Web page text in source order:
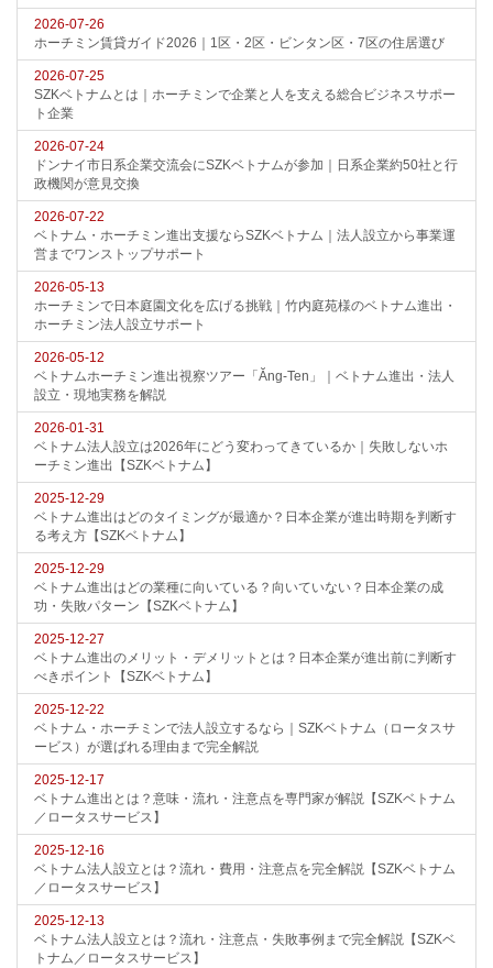
2026-07-26
ホーチミン賃貸ガイド2026｜1区・2区・ビンタン区・7区の住居選び
2026-07-25
SZKベトナムとは｜ホーチミンで企業と人を支える総合ビジネスサポー
ト企業
2026-07-24
ドンナイ市日系企業交流会にSZKベトナムが参加｜日系企業約50社と行
政機関が意見交換
2026-07-22
ベトナム・ホーチミン進出支援ならSZKベトナム｜法人設立から事業運
営までワンストップサポート
2026-05-13
ホーチミンで日本庭園文化を広げる挑戦｜竹内庭苑様のベトナム進出・
ホーチミン法人設立サポート
2026-05-12
ベトナムホーチミン進出視察ツアー「Ăng-Ten」｜ベトナム進出・法人
設立・現地実務を解説
2026-01-31
ベトナム法人設立は2026年にどう変わってきているか｜失敗しないホ
ーチミン進出【SZKベトナム】
2025-12-29
ベトナム進出はどのタイミングが最適か？日本企業が進出時期を判断す
る考え方【SZKベトナム】
2025-12-29
ベトナム進出はどの業種に向いている？向いていない？日本企業の成
功・失敗パターン【SZKベトナム】
2025-12-27
ベトナム進出のメリット・デメリットとは？日本企業が進出前に判断す
べきポイント【SZKベトナム】
2025-12-22
ベトナム・ホーチミンで法人設立するなら｜SZKベトナム（ロータスサ
ービス）が選ばれる理由まで完全解説
2025-12-17
ベトナム進出とは？意味・流れ・注意点を専門家が解説【SZKベトナム
／ロータスサービス】
2025-12-16
ベトナム法人設立とは？流れ・費用・注意点を完全解説【SZKベトナム
／ロータスサービス】
2025-12-13
ベトナム法人設立とは？流れ・注意点・失敗事例まで完全解説【SZKベ
トナム／ロータスサービス】